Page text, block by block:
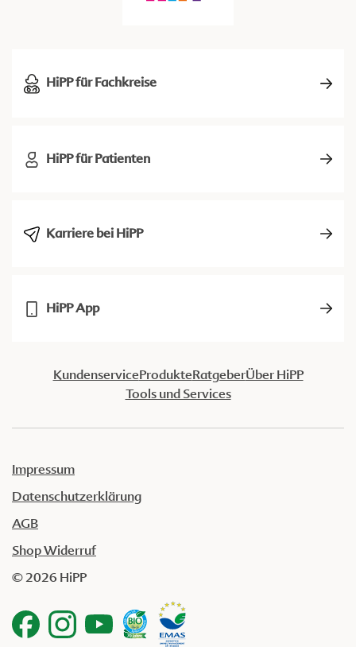
HiPP für Fachkreise
HiPP für Patienten
Karriere bei HiPP
HiPP App
KundenserviceProdukteRatgeberÜber HiPP
Tools und Services
Impressum
Datenschutzerklärung
AGB
Shop Widerruf
© 2026 HiPP